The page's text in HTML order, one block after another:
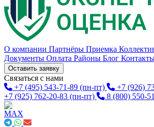
О компании Партнёры Приемка
Документы Оплата Районы Блог
Оставить заявку
Связаться с нами
+7 (495) 543-71-89 (пн-пт) +7 (926)
+7 (925) 762-20-83 (пн-пт) 8 (800) 550-